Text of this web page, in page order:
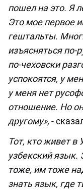
пошел на это. Я
Это мое первое
гештальты.
изъясняться по-
по-чеховски
успокоятся, у
у меня нет
отношение. Но
другому», -
Тот, кто живет в
узбекский язык.
тоже, им тоже
знать язык, где